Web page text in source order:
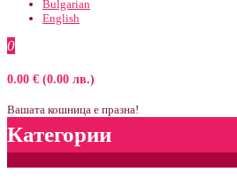
Bulgarian
English
0
0.00 € (0.00 лв.)
Вашата кошница е празна!
Категории